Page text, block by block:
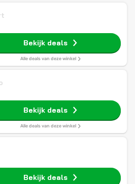
Bekijk deals
Alle deals van deze winkel
Bekijk deals
Alle deals van deze winkel
Bekijk deals